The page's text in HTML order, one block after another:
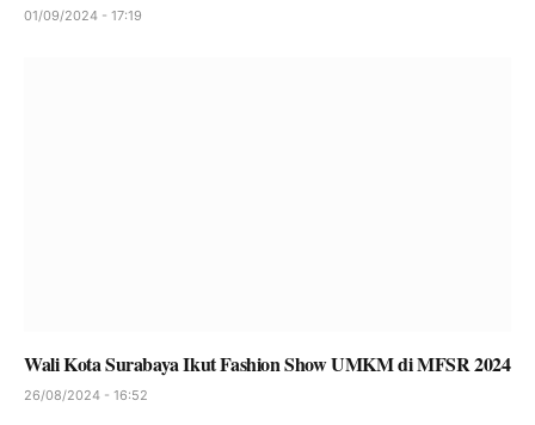
01/09/2024 - 17:19
Wali Kota Surabaya Ikut Fashion Show UMKM di MFSR 2024
26/08/2024 - 16:52